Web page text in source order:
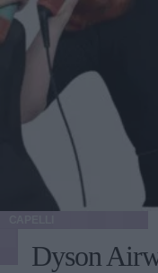
Dyson